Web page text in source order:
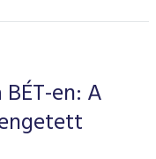
en: A